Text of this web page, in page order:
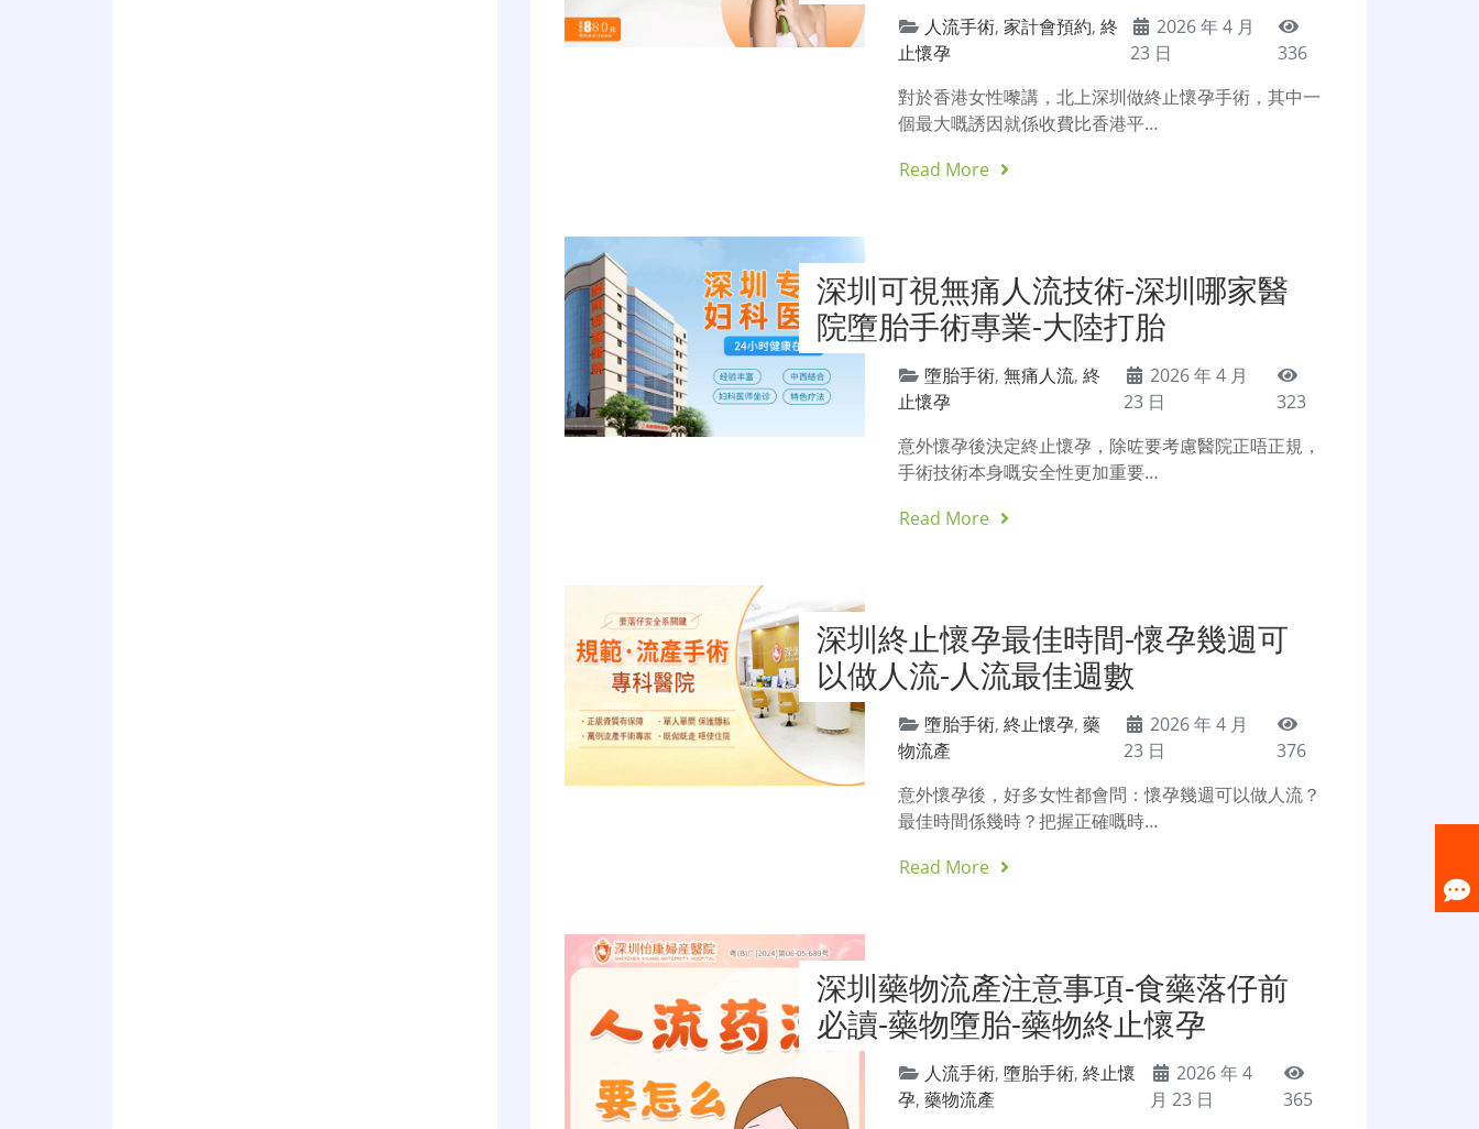
人流手術,家計會預約,終
止懷孕
2026 年 4 月
23 日
336
對於香港女性嚟講，北上深圳做終止懷孕手術，其中一
個最大嘅誘因就係收費比香港平…
Read More
深圳可視無痛人流技術-深圳哪家醫
院墮胎手術專業-大陸打胎
墮胎手術,無痛人流,終
止懷孕
2026 年 4 月
23 日
323
意外懷孕後決定終止懷孕，除咗要考慮醫院正唔正規，
手術技術本身嘅安全性更加重要…
Read More
深圳終止懷孕最佳時間-懷孕幾週可
以做人流-人流最佳週數
墮胎手術,終止懷孕,藥
物流產
2026 年 4 月
23 日
376
意外懷孕後，好多女性都會問：懷孕幾週可以做人流？
最佳時間係幾時？把握正確嘅時…
Read More
深圳藥物流產注意事項-食藥落仔前
必讀-藥物墮胎-藥物終止懷孕
人流手術,墮胎手術,終止懷
孕,藥物流產
2026 年 4
月 23 日
365